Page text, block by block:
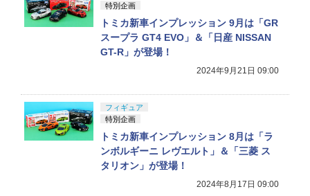
特別企画
トミカ新車インプレッション 9月は「GR
スープラ GT4 EVO」＆「日産 NISSAN
GT-R」が登場！
2024年9月21日 09:00
フィギュア
特別企画
トミカ新車インプレッション 8月は「ラ
ンボルギーニ レヴエルト」＆「三菱 ス
タリオン」が登場！
2024年8月17日 09:00